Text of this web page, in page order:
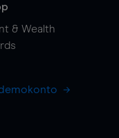
& Wealth